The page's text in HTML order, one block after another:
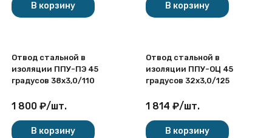
В корзину В корзину
Отвод стальной в
изоляции ППУ-ПЭ 45
градусов 38х3,0/110
1 800 ₽/шт.
В корзину
Отвод стальной в
изоляции ППУ-ОЦ 45
градусов 32х3,0/125
1 814 ₽/шт.
В корзину